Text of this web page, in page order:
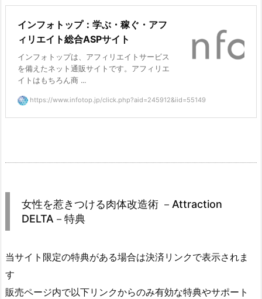
インフォトップ：学ぶ・稼ぐ・アフ
ィリエイト総合ASPサイト
インフォトップは、アフィリエイトサービス
を備えたネット通販サイトです。アフィリエ
イトはもちろん商 ...
https://www.infotop.jp/click.php?aid=245912&iid=55149
女性を惹きつける肉体改造術 －Attraction
DELTA－特典
当サイト限定の特典がある場合は決済リンクで表示されま
す
販売ページ内で以下リンクからのみ有効な特典やサポート